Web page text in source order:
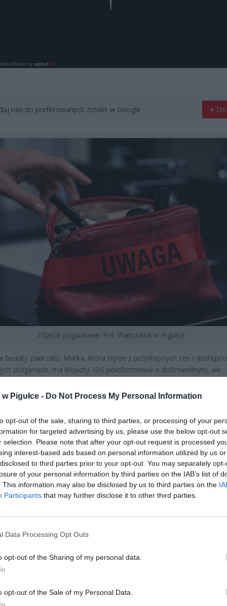
Pigułce - Do Not Process My Personal Information
opt-out of the sale, sharing to third parties, or processing of your
for targeted advertising by us, please use the below opt-out
selection. Please note that after your opt-out request is processed
interest-based ads based on personal information utilized by us
to third parties prior to your opt-out. You may separately
of your personal information by third parties on the IAB’s list of
This information may also be disclosed by us to third parties on the
Participants that may further disclose it to other third parties.
Data Processing Opt Outs
opt-out of the Sharing of my personal data.
opt-out of the Sale of my Personal Data.
nas do preferowanych źródeł w Google
Zdjęcie poglądowe. Fot. Warszawa w Pigułce
beauty zawrzało. Marka, która słynie z przystępnych cen i
drogeriach, ma kłopoty. GIS poinformował o dobrowolnym, ale
ale chemia – konkretnie barwnik w formie
przepisy unijne.
RÓWNIEŻ: